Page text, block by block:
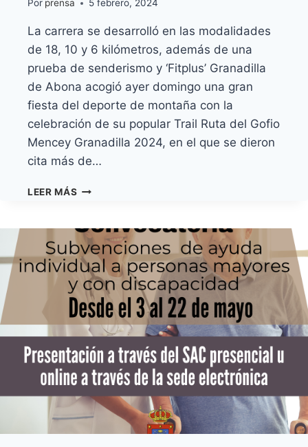
Por prensa 5 febrero, 2024
La carrera se desarrolló en las modalidades
de 18, 10 y 6 kilómetros, además de una
prueba de senderismo y ‘Fitplus’ Granadilla
de Abona acogió ayer domingo una gran
fiesta del deporte de montaña con la
celebración de su popular Trail Ruta del Gofio
Mencey Granadilla 2024, en el que se dieron
cita más de…
LEER MÁS
DEL
GOFIO
REUNIÓ
A
MÁS
DE
600
PARTICIPANTES
EN
GRANADILLA
DE